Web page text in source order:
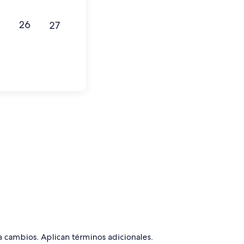
26 27
cambios. Aplican términos adicionales.